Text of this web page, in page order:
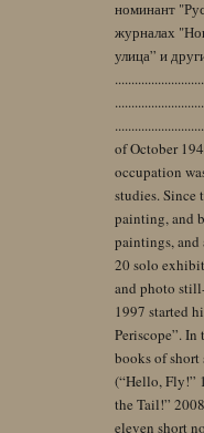
номинант
журналах
улица” и
of October
occupation
studies. Since
painting, and
paintings, and
20 solo
and photo
1997 started
Periscope”. In
books of short
(“Hello, Fly!”
the Tail!”
eleven short